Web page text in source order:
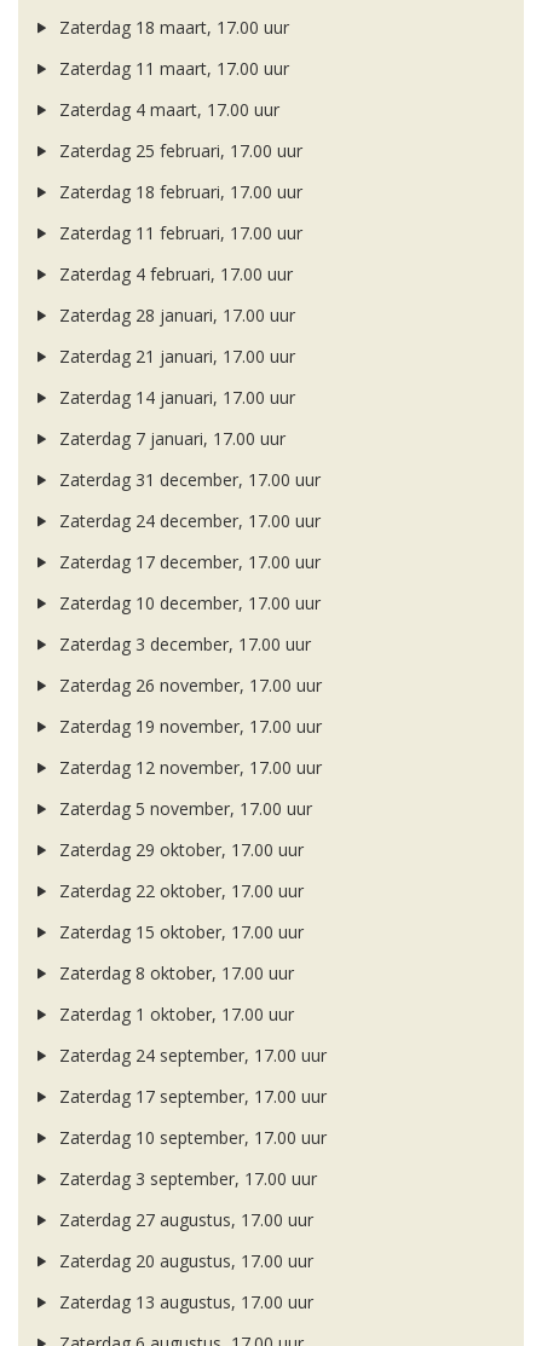
Zaterdag 18 maart, 17.00 uur
Zaterdag 11 maart, 17.00 uur
Zaterdag 4 maart, 17.00 uur
Zaterdag 25 februari, 17.00 uur
Zaterdag 18 februari, 17.00 uur
Zaterdag 11 februari, 17.00 uur
Zaterdag 4 februari, 17.00 uur
Zaterdag 28 januari, 17.00 uur
Zaterdag 21 januari, 17.00 uur
Zaterdag 14 januari, 17.00 uur
Zaterdag 7 januari, 17.00 uur
Zaterdag 31 december, 17.00 uur
Zaterdag 24 december, 17.00 uur
Zaterdag 17 december, 17.00 uur
Zaterdag 10 december, 17.00 uur
Zaterdag 3 december, 17.00 uur
Zaterdag 26 november, 17.00 uur
Zaterdag 19 november, 17.00 uur
Zaterdag 12 november, 17.00 uur
Zaterdag 5 november, 17.00 uur
Zaterdag 29 oktober, 17.00 uur
Zaterdag 22 oktober, 17.00 uur
Zaterdag 15 oktober, 17.00 uur
Zaterdag 8 oktober, 17.00 uur
Zaterdag 1 oktober, 17.00 uur
Zaterdag 24 september, 17.00 uur
Zaterdag 17 september, 17.00 uur
Zaterdag 10 september, 17.00 uur
Zaterdag 3 september, 17.00 uur
Zaterdag 27 augustus, 17.00 uur
Zaterdag 20 augustus, 17.00 uur
Zaterdag 13 augustus, 17.00 uur